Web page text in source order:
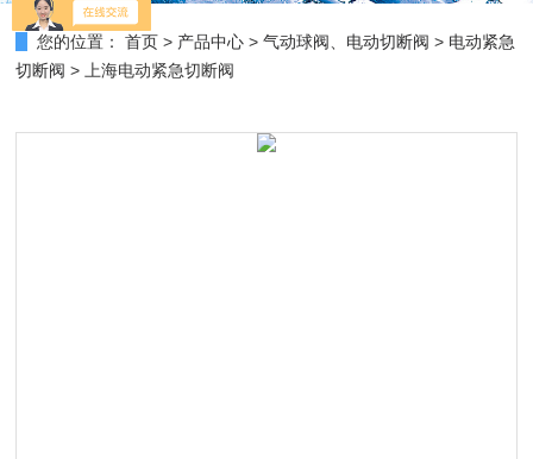
您的位置： 首页 > 产品中心 >气动球阀、电动切断阀 > 电动紧急
切断阀 > 上海电动紧急切断阀